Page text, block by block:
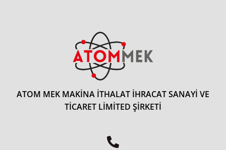
ATOM MEK MAKİNA İTHALAT İHRACAT SANAYİ VE
TİCARET LİMİTED ŞİRKETİ